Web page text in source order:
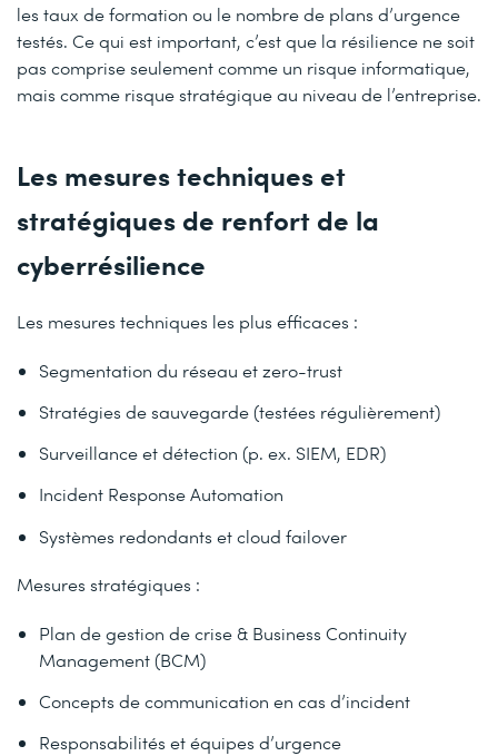
les taux de formation ou le nombre de plans d’urgence
testés. Ce qui est important, c’est que la résilience ne soit
pas comprise seulement comme un risque informatique,
mais comme risque stratégique au niveau de l’entreprise.
Les mesures techniques et
stratégiques de renfort de la
cyberrésilience
Les mesures techniques les plus efficaces :
Segmentation du réseau et zero-trust
Stratégies de sauvegarde (testées régulièrement)
Surveillance et détection (p. ex. SIEM, EDR)
Incident Response Automation
Systèmes redondants et cloud failover
Mesures stratégiques :
Plan de gestion de crise & Business Continuity
Management (BCM)
Concepts de communication en cas d’incident
Responsabilités et équipes d’urgence